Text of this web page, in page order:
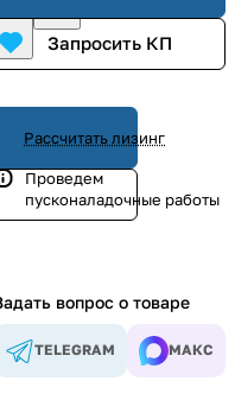
Запросить КП
Рассчитать лизинг
Проведем
пусконаладочные работы
вопрос о товаре
TELEGRAM МАКС